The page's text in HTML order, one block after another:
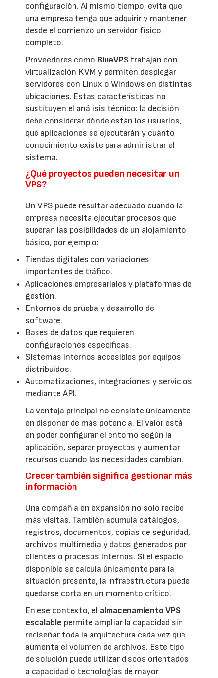
configuración. Al mismo tiempo, evita que
una empresa tenga que adquirir y mantener
desde el comienzo un servidor físico
completo.
Proveedores como BlueVPS trabajan con
virtualización KVM y permiten desplegar
servidores con Linux o Windows en distintas
ubicaciones. Estas características no
sustituyen el análisis técnico: la decisión
debe considerar dónde están los usuarios,
qué aplicaciones se ejecutarán y cuánto
conocimiento existe para administrar el
sistema.
¿Qué proyectos pueden necesitar un
VPS?
Un VPS puede resultar adecuado cuando la
empresa necesita ejecutar procesos que
superan las posibilidades de un alojamiento
básico, por ejemplo:
Tiendas digitales con variaciones
importantes de tráfico.
Aplicaciones empresariales y plataformas de
gestión.
Entornos de prueba y desarrollo de
software.
Bases de datos que requieren
configuraciones específicas.
Sistemas internos accesibles por equipos
distribuidos.
Automatizaciones, integraciones y servicios
mediante API.
La ventaja principal no consiste únicamente
en disponer de más potencia. El valor está
en poder configurar el entorno según la
aplicación, separar proyectos y aumentar
recursos cuando las necesidades cambian.
Crecer también significa gestionar más
información
Una compañía en expansión no solo recibe
más visitas. También acumula catálogos,
registros, documentos, copias de seguridad,
archivos multimedia y datos generados por
clientes o procesos internos. Si el espacio
disponible se calcula únicamente para la
situación presente, la infraestructura puede
quedarse corta en un momento crítico.
En ese contexto, el almacenamiento VPS
escalable permite ampliar la capacidad sin
rediseñar toda la arquitectura cada vez que
aumenta el volumen de archivos. Este tipo
de solución puede utilizar discos orientados
a capacidad o tecnologías de mayor